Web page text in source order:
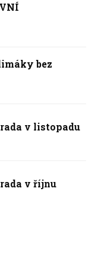
bez
v listopadu
v říjnu